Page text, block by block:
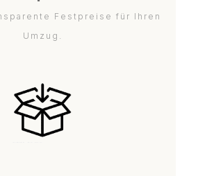
Festpreise für Ihren
Umzug.